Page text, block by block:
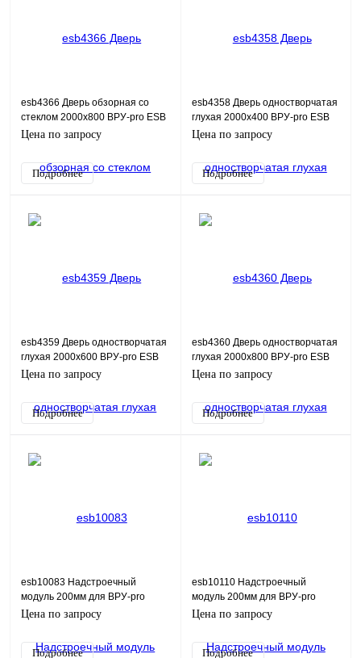
esb4366 Дверь обзорная со
стеклом 2000х800 ВРУ-pro ESB
Цена по запросу
Подробнее
esb4358 Дверь одностворчатая
глухая 2000х400 ВРУ-pro ESB
Цена по запросу
Подробнее
esb4359 Дверь одностворчатая
глухая 2000х600 ВРУ-pro ESB
Цена по запросу
Подробнее
esb4360 Дверь одностворчатая
глухая 2000х800 ВРУ-pro ESB
Цена по запросу
Подробнее
esb10083 Надстроечный
модуль 200мм для ВРУ-pro
ХХХх400х600 IP55 ESB
Цена по запросу
Подробнее
esb10110 Надстроечный
модуль 200мм для ВРУ-pro
ХХХх400х800 IP55 ESB
Цена по запросу
Подробнее